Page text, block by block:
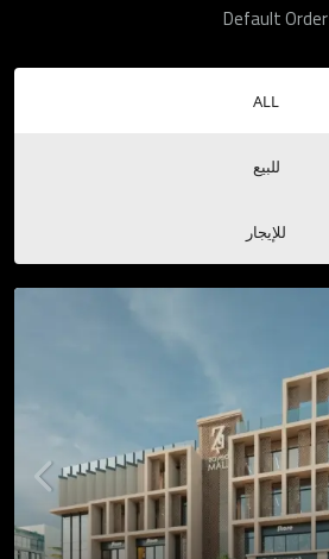
ALL
للبيع
للإيجار
Default Order